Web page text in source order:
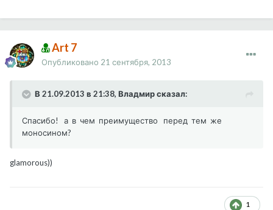
Art 7
Опубликовано 21 сентября, 2013
В 21.09.2013 в 21:38, Владмир сказал:
Спасибо! а в чем преимущество перед тем же
моносином?
glamorous))
1